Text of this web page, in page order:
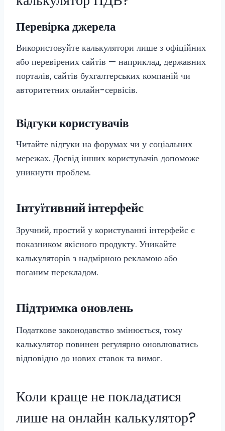
Перевірка джерела
Використовуйте калькулятори лише з офіційних
або перевірених сайтів — наприклад, державних
порталів, сайтів бухгалтерських компаній чи
авторитетних онлайн-сервісів.
Відгуки користувачів
Читайте відгуки на форумах чи у соціальних
мережах. Досвід інших користувачів допоможе
уникнути проблем.
Інтуїтивний інтерфейс
Зручний, простий у користуванні інтерфейс є
показником якісного продукту. Уникайте
калькуляторів з надмірною рекламою або
поганим перекладом.
Підтримка оновлень
Податкове законодавство змінюється, тому
калькулятор повинен регулярно оновлюватись
відповідно до нових ставок та вимог.
Коли краще не покладатися
лише на онлайн калькулятор?